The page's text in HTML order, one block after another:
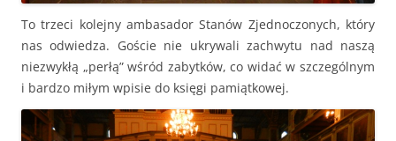
To trzeci kolejny ambasador Stanów Zjednoczonych, który
nas odwiedza. Goście nie ukrywali zachwytu nad naszą
niezwykłą „perłą” wśród zabytków, co widać w szczególnym
i bardzo miłym wpisie do księgi pamiątkowej.